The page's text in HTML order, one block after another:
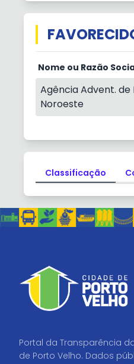
Nome ou Razão
Agência Advent. de
Noroeste
Classificação
Portal da Transparência
de Porto Velho. Dados